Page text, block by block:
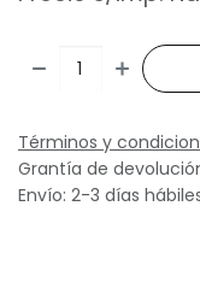
Términos y
Grantía de
Envío: 2-3 días